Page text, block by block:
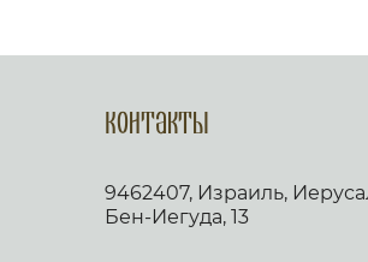
Контакты
9462407, Израиль,
Бен-Иегуда, 13